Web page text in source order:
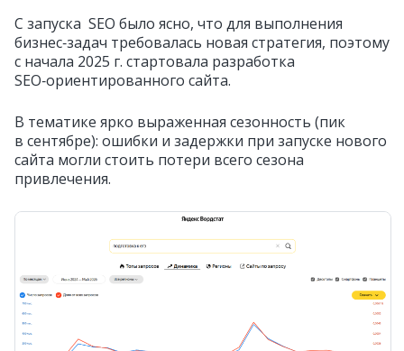
С запуска SEO было ясно, что для выполнения
бизнес‑задач требовалась новая стратегия, поэтому
с начала 2025 г. стартовала разработка
SEO‑ориентированного сайта.
В тематике ярко выраженная сезонность (пик
в сентябре): ошибки и задержки при запуске нового
сайта могли стоить потери всего сезона
привлечения.